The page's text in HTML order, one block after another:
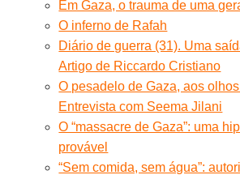
Em Gaza, o trauma de uma
O inferno de Rafah
Diário de guerra (31). Uma
Artigo de Riccardo Cristiano
O pesadelo de Gaza, aos
Entrevista com Seema Jilani
O “massacre de Gaza”: uma
provável
“Sem comida, sem água”: